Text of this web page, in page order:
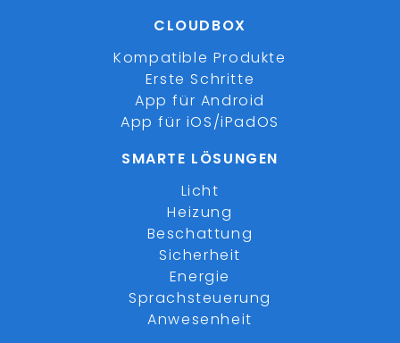
CLOUDBOX
Kompatible Produkte
Erste Schritte
App für Android
App für iOS/iPadOS
SMARTE LÖSUNGEN
Licht
Heizung
Beschattung
Sicherheit
Energie
Sprachsteuerung
Anwesenheit